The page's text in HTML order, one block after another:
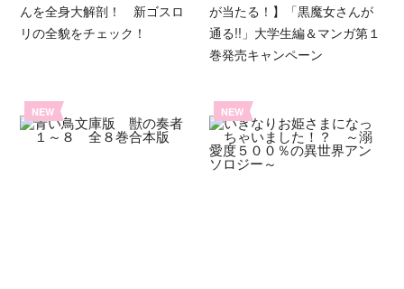
んを全身大解剖！ 新ゴスロ
リの全貌をチェック！
が当たる！】「黒魔女さんが
通る!!」大学生編＆マンガ第１
巻発売キャンペーン
NEW NEW